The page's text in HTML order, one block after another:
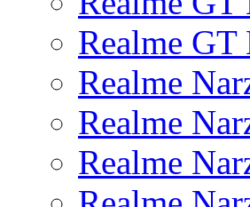
Realme GT
Realme
Realme
Realme